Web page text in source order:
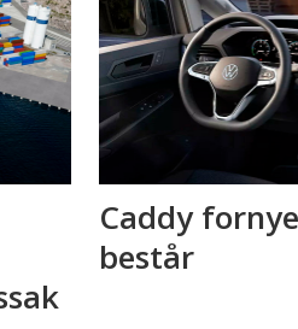
Caddy
består